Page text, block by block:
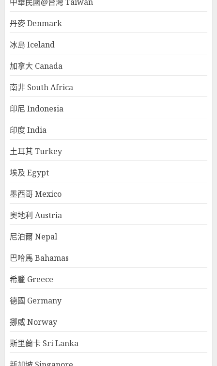
丹麥 Denmark
冰島 Iceland
加拿大 Canada
南非 South Africa
印尼 Indonesia
印度 India
土耳其 Turkey
埃及 Egypt
墨西哥 Mexico
奧地利 Austria
尼泊爾 Nepal
巴哈馬 Bahamas
希臘 Greece
德國 Germany
挪威 Norway
斯里蘭卡 Sri Lanka